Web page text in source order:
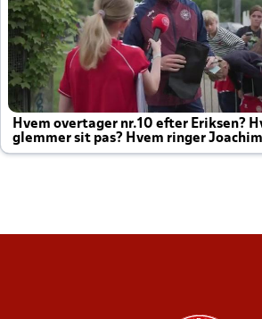
Hvem overtager nr.10 efter Eriksen?
glemmer sit pas? Hvem ringer Joachim
altid til efter kampe?